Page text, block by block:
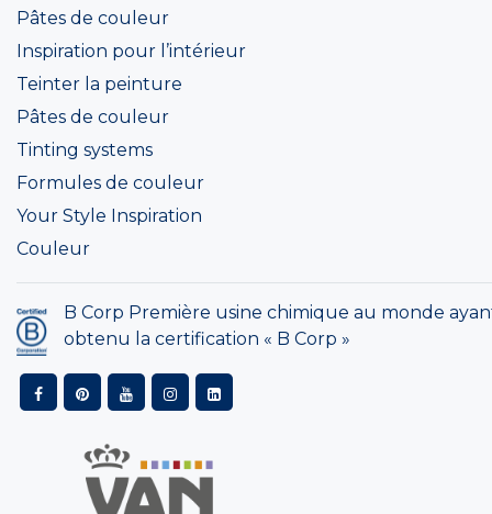
Pâtes de couleur
Inspiration pour l’intérieur
Teinter la peinture
Pâtes de couleur
Tinting systems
Formules de couleur
Your Style Inspiration
Couleur
B Corp Première usine chimique au monde
obtenu la certification « B Corp »